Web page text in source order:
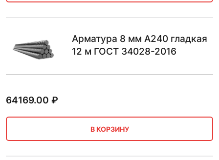
Арматура 8 мм А240 гладкая
12 м ГОСТ 34028-2016
64169.00 ₽
В КОРЗИНУ